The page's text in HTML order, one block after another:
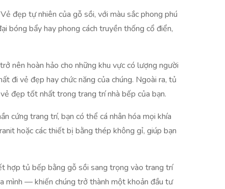
đẹp tự nhiên của gỗ sồi, với màu sắc phong phú
bóng bẩy hay phong cách truyền thống cổ điển,
nên hoàn hảo cho những khu vực có lượng người
đi vẻ đẹp hay chức năng của chúng. Ngoài ra, tủ
đẹp tốt nhất trong trang trí nhà bếp của bạn.
cứng trang trí, bạn có thể cá nhân hóa mọi khía
hoặc các thiết bị bằng thép không gỉ, giúp bạn
hợp tủ bếp bằng gỗ sồi sang trọng vào trang trí
mình — khiến chúng trở thành một khoản đầu tư